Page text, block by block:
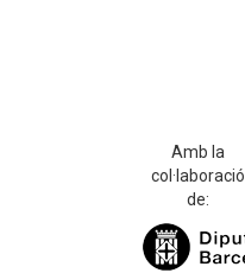
Amb la
col·laboració
de: